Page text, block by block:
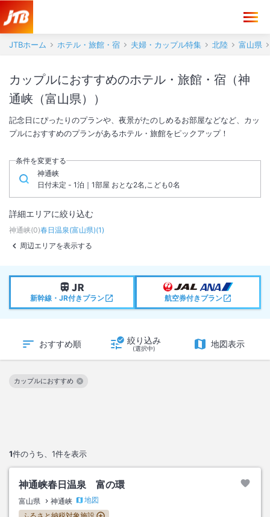
JTBホーム ホテル・旅館・宿 夫婦・カップル特集 北陸 富山県
カップルにおすすめのホテル・旅館・宿（神
通峡（富山県））
記念日にぴったりのプランや、夜景がたのしめるお部屋などなど、カッ
プルにおすすめのプランがあるホテル・旅館をピックアップ！
条件を変更する
神通峡
日付未定 - 1泊｜1部屋 おとな2名,こども0名
詳細エリアに絞り込む
神通峡(0)春日温泉(富山県)(1)
周辺エリアを表示する
新幹線・JR付きプラン 航空券付きプラン
おすすめ順 絞り込み
(選択中) 地図表示
1件のうち、 1件を表示
カップルにおすすめ
この絞り込み条件を解除
神通峡春日温泉 富の環
富山県 神通峡
地図